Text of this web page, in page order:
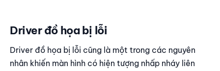
Driver đồ họa bị lỗi
Driver đồ họa bị lỗi cũng là một trong các nguyên
nhân khiến màn hình có hiện tượng nhấp nháy liên